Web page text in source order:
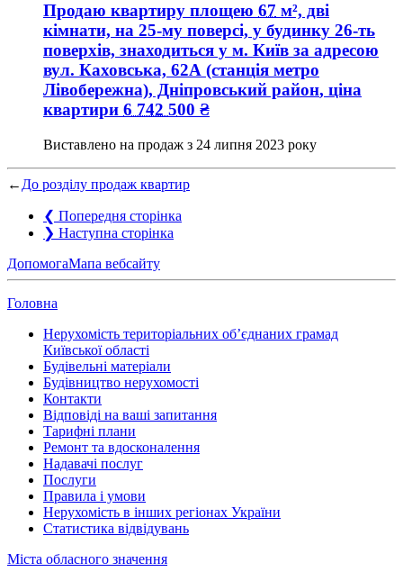
Продаю квартиру площею 67 м², дві
кімнати, на 25-му поверсі, у будинку 26-ть
поверхів, знаходиться у м. Київ за адресою
вул. Каховська, 62А (станція метро
Лівобережна), Дніпровський район, ціна
квартири 6 742 500 ₴
Виставлено на продаж з 24 липня 2023 року
← До розділу продаж квартир
❮ Попередня сторінка
❯ Наступна сторінка
ДопомогаМапа вебсайту
Головна
Нерухомість територіальних об’єднаних грамад
Київської області
Будівельні матеріали
Будівництво нерухомості
Контакти
Відповіді на ваші запитання
Тарифні плани
Ремонт та вдосконалення
Надавачі послуг
Послуги
Правила і умови
Нерухомість в інших регіонах України
Статистика відвідувань
Міста обласного значення